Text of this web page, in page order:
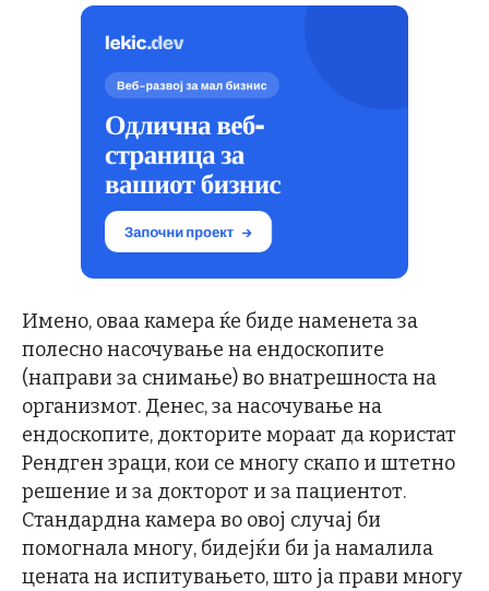
Имено, оваа камера ќе биде наменета за
полесно насочување на ендоскопите
(направи за снимање) во внатрешноста на
организмот. Денес, за насочување на
ендоскопите, докторите мораат да користат
Рендген зраци, кои се многу скапо и штетно
решение и за докторот и за пациентот.
Стандардна камера во овој случај би
помогнала многу, бидејќи би ја намалила
цената на испитувањето, што ја прави многу